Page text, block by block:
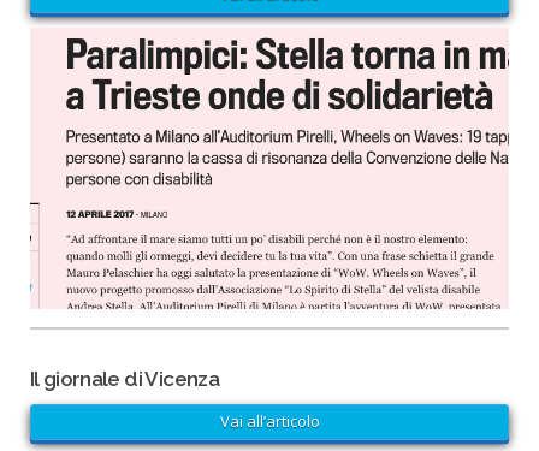
Il giornale di Vicenza
Vai all’articolo